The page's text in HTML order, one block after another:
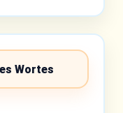
Wortes